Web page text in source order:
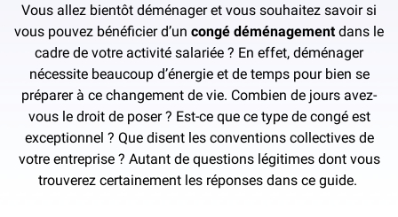
Vous allez bientôt déménager et vous souhaitez savoir si
vous pouvez bénéficier d’un congé déménagementdans le
cadre de votre activité salariée ? En effet, déménager
nécessite beaucoup d’énergie et de temps pour bien se
préparer à ce changement de vie. Combien de jours avez-
vous le droit de poser ? Est-ce que ce type de congé est
exceptionnel ? Que disent les conventions collectives de
votre entreprise ? Autant de questions légitimes dont vous
trouverez certainement les réponses dans ce guide.